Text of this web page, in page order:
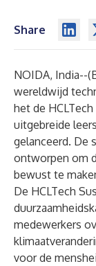
Share
NOIDA, India--(
wereldwijd
het de
uitgebreide
gelanceerd. De
ontworpen om
bewust te
De HCLTech
medewerkers
voor de